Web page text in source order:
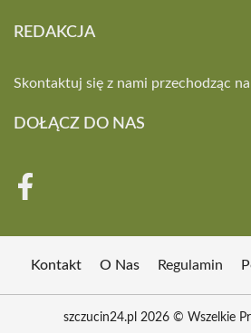
REDAKCJA
Skontaktuj się z nami przechodząc
DOŁĄCZ DO NAS
Kontakt O Nas Regulamin
szczucin24.pl 2026 © Wszelkie